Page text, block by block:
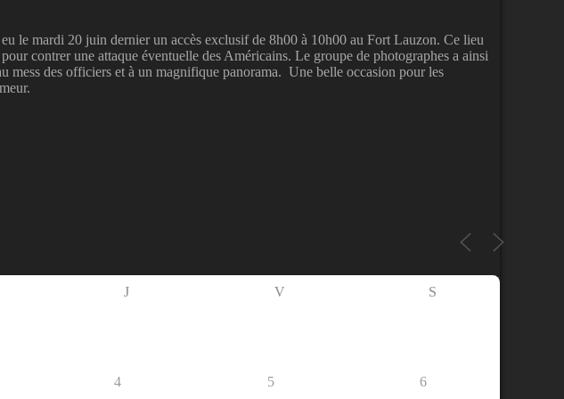
le mardi 20 juin dernier un accès exclusif de 8h00 à 10h00 au Fort Lauzon. Ce lieu
contrer une attaque éventuelle des Américains. Le groupe de photographes a ainsi
mess des officiers et à un magnifique panorama. Une belle occasion pour les
J V S
4 5 6